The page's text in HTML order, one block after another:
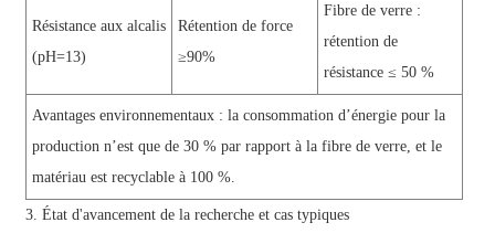
Résistance aux alcalis
(pH=13)
Rétention de force
≥90%
Fibre de verre :
rétention de
résistance ≤ 50 %
Avantages environnementaux : la consommation d’énergie pour la
production n’est que de 30 % par rapport à la fibre de verre, et le
matériau est recyclable à 100 %.
3. État d'avancement de la recherche et cas typiques